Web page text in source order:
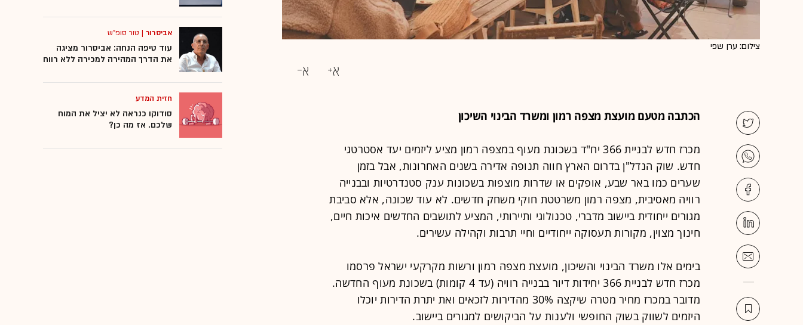
צילום: ערן שפי
הכתבה מטעם מועצת מצפה רמון ומשרד הבינוי השיכון
מכרז חדש לבניית 366 יח"ד בשכונת מעוף במצפה רמון מציע ליזמים יעד אסטרטגי
חדש. שוק הנדל"ן בדרום הארץ חווה תנופה אדירה בשנים האחרונות, אבל בזמן
שערים כמו באר שבע, אופקים או שדרות מוצפות בשכונות ענק סטנדרטיות ובבנייה
רוויה מאסיבית, מצפה רמון משרטטת חוקי משחק חדשים. לא עוד שכונה, אלא סביבת
מגורים ייחודית ביישוב מדברי, טכנולוגי ותיירותי, המציע לתושבים החדשים איכות חיים,
חינוך מצוין, מקורות תעסוקה ייחודיים וחיי תרבות וקהילה עשירים.
בימים אלו משרד הבינוי והשיכון, מועצת מצפה רמון ורשות מקרקעי ישראל פרסמו
מכרז חדש לבניית 366 יחידות דיור בבנייה רוויה (עד 4 קומות) בשכונת מעוף החדשה.
מדובר במכרז מחיר מטרה שיקצה 30% מהדירות לזכאים ואת יתרת הדירות יוכלו
היזמים לשווק בשוק החופשי ולענות על הביקושים למגורים ביישוב.
אביסרור| טור סופ"ש
עוד טיפה הנחה: אביסרור מציגה
את הדרך המהירה למכירה ללא רווח
חזית המדע
סודוקו כנראה לא יציל את המוח
שלכם. אז מה כן?